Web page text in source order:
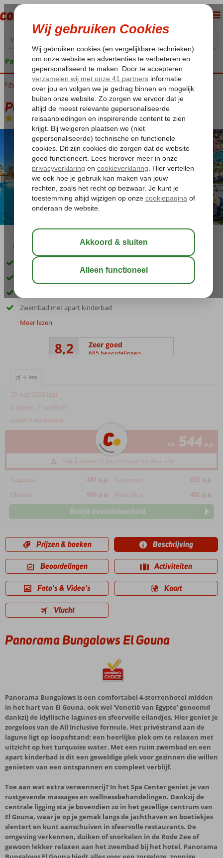
Pakketgarantie
Home
Egypte Rode Zee Hurghada El Gouna Panorama Bungalows El Gouna
Panorama Bungalows El Gouna
All Inclusive- Hotel
04:50 aug 34°C
In het centrum van El Gouna
Spa Center
Zwembad met apart kinderbad
Meer lezen
8,2 Zeer goed
685 beoordelingen
+
29 aug 2026 (za)
8 dagen (7 nachten)
vanaf Amsterdam
va 544 p.p.
Nog 2 kamer(s) beschikbaar op deze site
Augustus 481 p.p. September 653 p.p.
Oktober
580 p.p. November 452 p.p.
Bekijk beschikbaarheid
Prijzen & boeken Beschrijving
Beoordelingen Activiteiten
Foto's & Video's Kaart
Vlucht
Panorama Bungalows El Gouna
Panorama Bungalows is een comfortabel 4-sterrenhotel midden
in het hart van El Gouna, ook wel 'Venetië van Egypte’ genoemd
dankzij de idyllische lagunes en sfeervolle eilandjes. Hier geniet je
zorgeloos van de All Inclusive formule. Het privéstrand aan de
lagune ligt op loopafstand: een heerlijke plek om te relaxen met
uitzicht op het turquoise water. Met een ruim zwembad en een
apart kinderbad is dit een geweldige plek voor gezinnen die willen
genieten van een ontspannen en compleet verblijf.
Toe aan wat extra verwennerij? In het Spa Center geniet je van
rustgevende massages en wellnessbehandelingen. Dankzij de
centrale ligging sta je bovendien zo in het gezellige centrum van
El Gouna, waar je op je gemak langs de jachthaven en boetiekjes
slentert en kunt aanschuiven in sfeervolle restaurants. De
omgeving verkennen, duiken of snorkelen in de Rode Zee of
gewoon lekker relaxen aan het zwembad bij het hotel, Panorama